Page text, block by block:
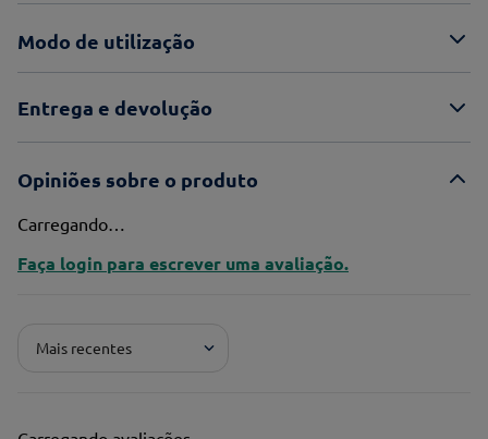
Modo de utilização
Entrega e devolução
Opiniões sobre o produto
Carregando…
Faça login para escrever uma avaliação.
Mais recentes